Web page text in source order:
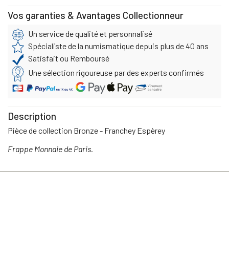
Vos garanties & Avantages Collectionneur
Un service de qualité et personnalisé
Spécialiste de la numismatique depuis plus de 40 ans
Satisfait ou Remboursé
Une sélection rigoureuse par des experts confirmés
Description
Pièce de collection Bronze - Franchey Espèrey
Frappe Monnaie de Paris.